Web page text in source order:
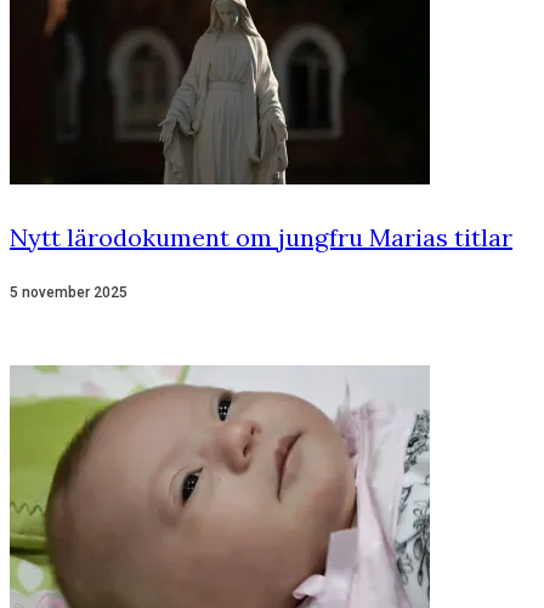
Nytt lärodokument om jungfru Marias titlar
5 november 2025